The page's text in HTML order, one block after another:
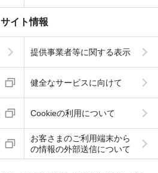
サイト情報
提供事業者等に関する表示
健全なサービスに向けて
Cookieの利用について
お客さまのご利用端末から
の情報の外部送信について